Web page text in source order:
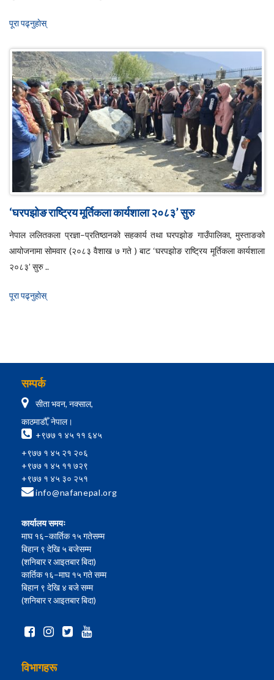
पूरा पढ्नुहाेस्
‘घरपझोङ राष्ट्रिय मूर्तिकला कार्यशाला २०८३’ सुरु
नेपाल ललितकला प्रज्ञा–प्रतिष्ठानको सहकार्य तथा घरपझोङ गाउँपालिका, मुस्ताङको
आयोजनामा सोमवार (२०८३ वैशाख ७ गते ) बाट ‘घरपझोङ राष्ट्रिय मूर्तिकला कार्यशाला
२०८३’ सुरु ..
पूरा पढ्नुहाेस्
सम्पर्क
सीता भवन, नक्साल,
काठमाडौँ, नेपाल।
+९७७ १ ४५ ११ ६४५
+९७७ १ ४५ २१ २०६
+९७७ १ ४५ ११ ७२९
+९७७ १ ४५ ३० २५१
info@nafanepal.org
कार्यालय समयः
माघ १६–कार्तिक १५ गतेसम्म
बिहान ९ देखि ५ बजेसम्म
(शनिबार र आइतबार बिदा)
कार्तिक १६–माघ १५ गते सम्म
बिहान ९ देखि ४ बजे सम्म
(शनिबार र आइतबार बिदा)
विभागहरू